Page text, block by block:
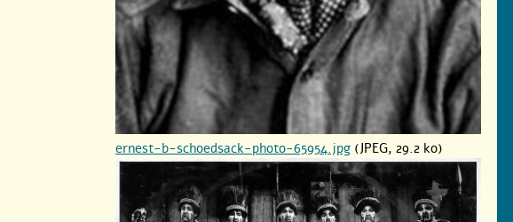
ernest-b-schoedsack-photo-65954.jpg (JPEG, 29.2 ko)